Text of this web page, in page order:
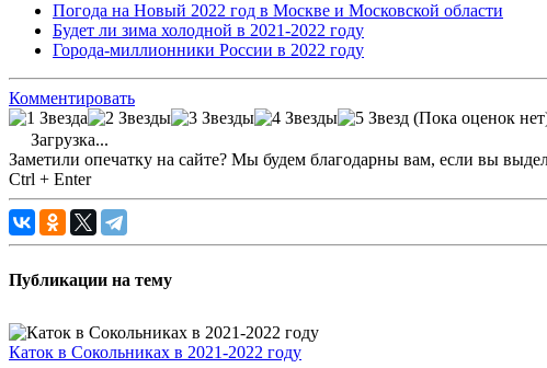
Погода на Новый 2022 год в Москве и Московской области
Будет ли зима холодной в 2021-2022 году
Города-миллионники России в 2022 году
Комментировать
(Пока оценок
Загрузка...
Заметили опечатку на сайте? Мы будем благодарны вам, если вы
Ctrl + Enter
Публикации на тему
Каток в Сокольниках в 2021-2022 году